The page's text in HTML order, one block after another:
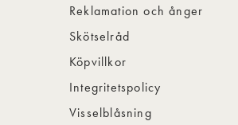
Reklamation och ånger
Skötselråd
Köpvillkor
Integritetspolicy
Visselblåsning